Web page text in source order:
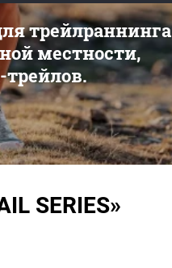
трейлраннинга
местности,
трейлов.
SERIES»